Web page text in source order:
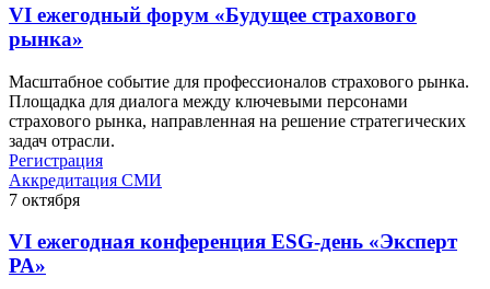
VI ежегодный форум «Будущее страхового
рынка»
Масштабное событие для профессионалов страхового рынка.
Площадка для диалога между ключевыми персонами
страхового рынка, направленная на решение стратегических
задач отрасли.
Регистрация
Аккредитация СМИ
7 октября
VI ежегодная конференция ESG-день «Эксперт
РА»